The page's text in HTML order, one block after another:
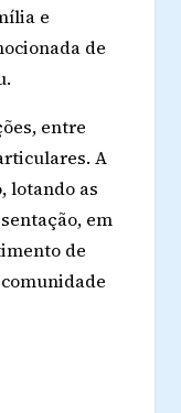
e
de
, entre
A
lotando as
em
de